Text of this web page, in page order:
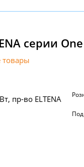
серии
товары
пр-во ELTENA